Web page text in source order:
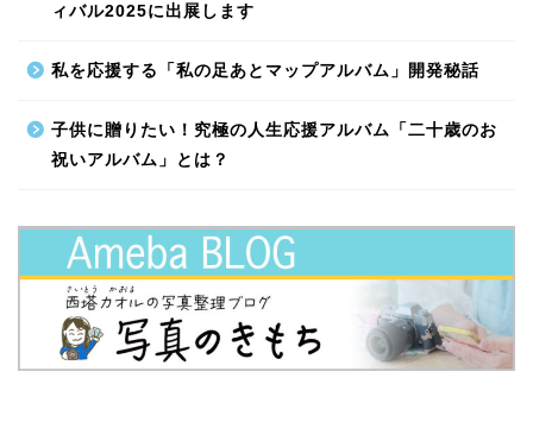
ィバル2025に出展します
私を応援する「私の足あとマップアルバム」開発秘話
子供に贈りたい！究極の人生応援アルバム「二十歳のお
祝いアルバム」とは？